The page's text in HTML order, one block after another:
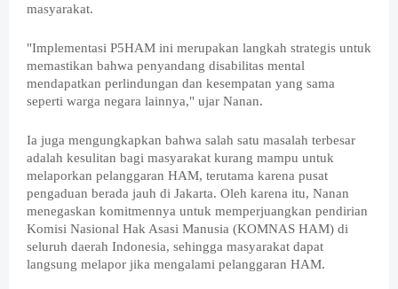
masyarakat.
"Implementasi P5HAM ini merupakan langkah strategis untuk
memastikan bahwa penyandang disabilitas mental
mendapatkan perlindungan dan kesempatan yang sama
seperti warga negara lainnya," ujar Nanan.
Ia juga mengungkapkan bahwa salah satu masalah terbesar
adalah kesulitan bagi masyarakat kurang mampu untuk
melaporkan pelanggaran HAM, terutama karena pusat
pengaduan berada jauh di Jakarta. Oleh karena itu, Nanan
menegaskan komitmennya untuk memperjuangkan pendirian
Komisi Nasional Hak Asasi Manusia (KOMNAS HAM) di
seluruh daerah Indonesia, sehingga masyarakat dapat
langsung melapor jika mengalami pelanggaran HAM.